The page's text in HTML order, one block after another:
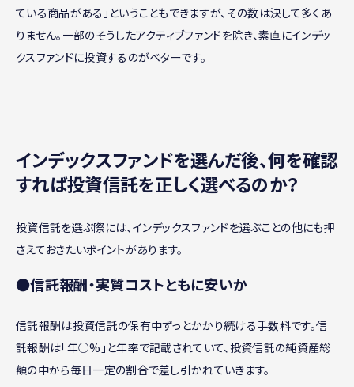
ている商品がある」ということもできますが、その数は決して多くあ
りません。一部のそうしたアクティブファンドを除き、素直にインデッ
クスファンドに投資するのがベターです。
インデックスファンドを選んだ後、何を確認
すれば投資信託を正しく選べるのか？
投資信託を選ぶ際には、インデックスファンドを選ぶことの他にも押
さえておきたいポイントがあります。
●信託報酬・実質コストともに安いか
信託報酬は投資信託の保有中ずっとかかり続ける手数料です。信
託報酬は「年○%」と年率で記載されていて、投資信託の純資産総
額の中から毎日一定の割合で差し引かれていきます。